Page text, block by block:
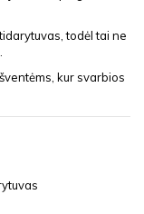
todėl tai ne
kur svarbios